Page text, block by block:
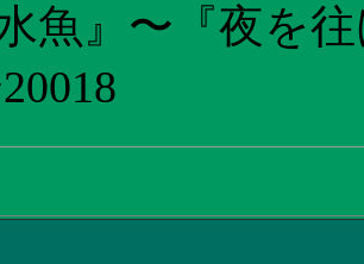
魚』〜『夜を